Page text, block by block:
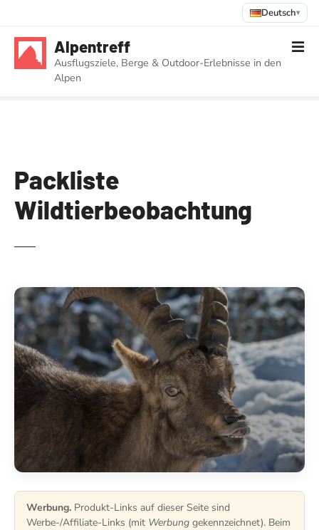
Deutsch▾
Alpentreff
Ausflugsziele, Berge & Outdoor-Erlebnisse in den
Alpen
Packliste
Wildtierbeobachtung
Werbung. Produkt-Links auf dieser Seite sind
Werbe-/Affiliate-Links (mit Werbung gekennzeichnet). Beim